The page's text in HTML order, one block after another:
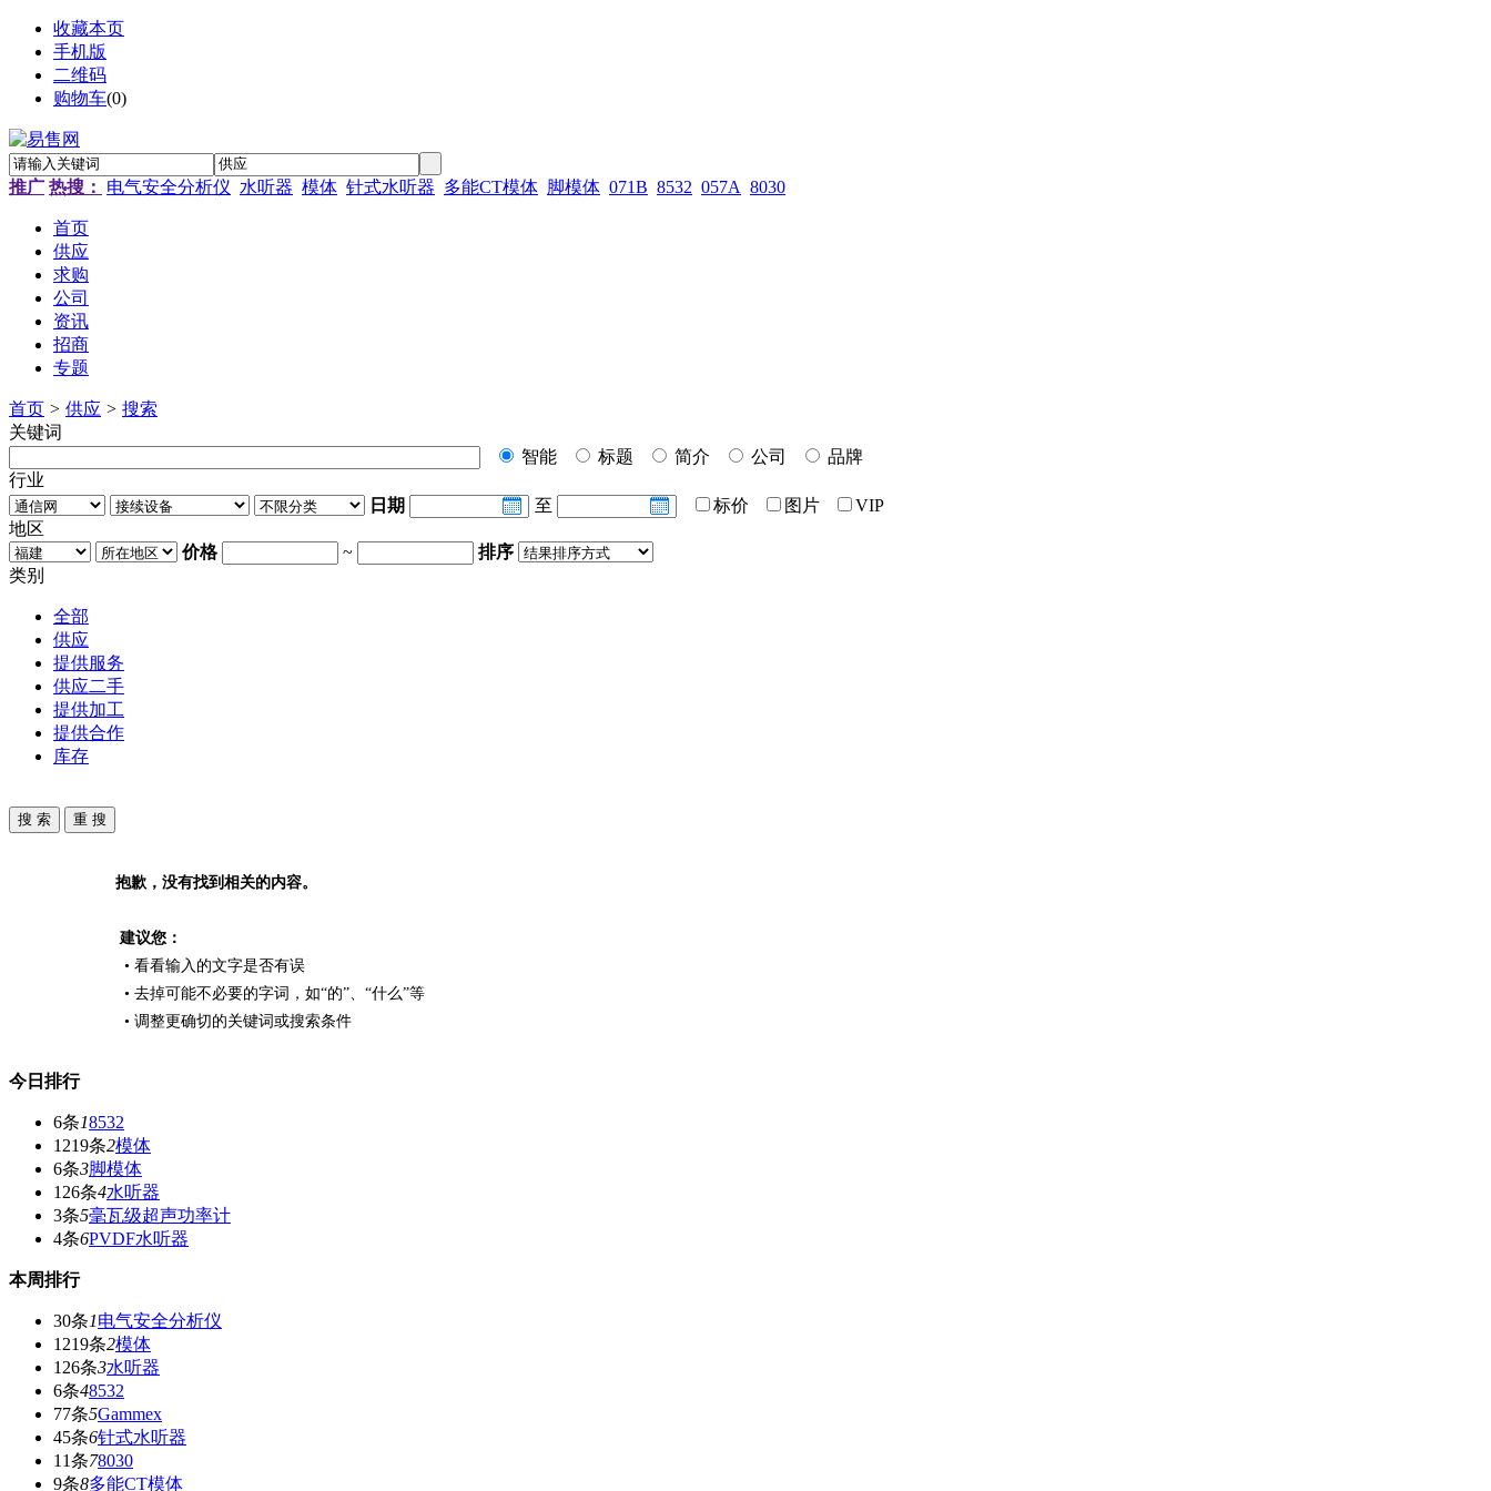
收藏本页
手机版
二维码
购物车(0)
推广 热搜： 电气安全分析仪 水听器 模体 针式水听器 多能CT模体 脚模体 071B 8532 057A 8030
首页
供应
求购
公司
资讯
招商
专题
首页 > 供应 > 搜索
关键词
智能
标题 简介 公司
品牌
行业
日期
至 标价 图片
VIP
地区
价格
~
排序
类别
全部
供应
提供服务
供应二手
提供加工
提供合作
库存
抱歉，没有找到相关的内容。
建议您：
• 看看输入的文字是否有误
• 去掉可能不必要的字词，如“的”、“什么”等
• 调整更确切的关键词或搜索条件
今日排行
6条18532
1219条2模体
6条3脚模体
126条4水听器
3条5毫瓦级超声功率计
4条6PVDF水听器
本周排行
30条1电气安全分析仪
1219条2模体
126条3水听器
6条48532
77条5Gammex
45条6针式水听器
11条78030
9条8多能CT模体